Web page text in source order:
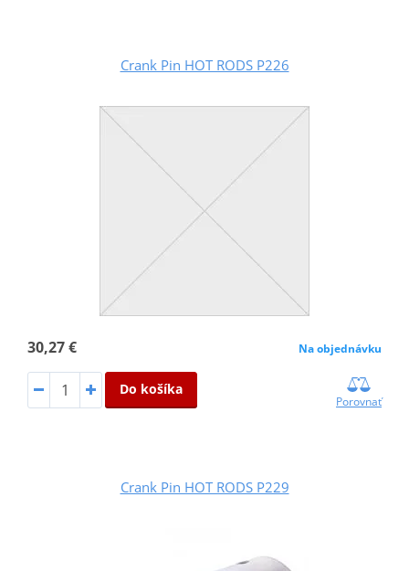
Crank Pin HOT RODS P226
30,27 € Na objednávku
Do košíka
Porovnať
Crank Pin HOT RODS P229